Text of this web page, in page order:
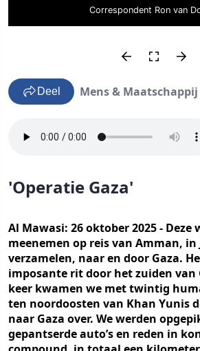
Correspondent Ron van
Deel Mens & Maatschappij
'Operatie Gaza'
Al Mawasi: 26 oktober 2025 - Deze
meenemen op reis van Amman,
verzamelen, naar en door Gaza.
imposante rit door het zuiden van
keer kwamen we met twintig
ten noordoosten van Khan Yunis
naar Gaza over. We werden
gepantserde auto’s en reden in